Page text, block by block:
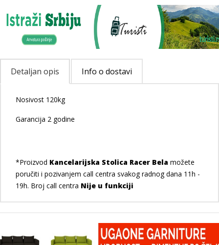
Detaljan opis Info o dostavi
Nosivost 120kg
Garancija 2 godine
*Proizvod Kancelarijska Stolica Racer Bela možete
poručiti i pozivanjem call centra svakog radnog dana 11h -
19h. Broj call centra Nije u funkciji